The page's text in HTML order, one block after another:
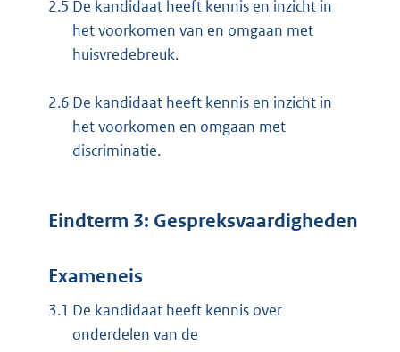
2.5 De kandidaat heeft kennis en inzicht in
het voorkomen van en omgaan met
huisvredebreuk.
2.6 De kandidaat heeft kennis en inzicht in
het voorkomen en omgaan met
discriminatie.
Eindterm 3: Gespreksvaardigheden
Exameneis
3.1 De kandidaat heeft kennis over
onderdelen van de